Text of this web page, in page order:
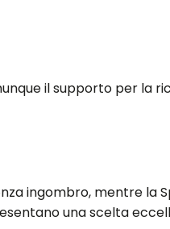
il supporto per la
ingombro, mentre la
una scelta